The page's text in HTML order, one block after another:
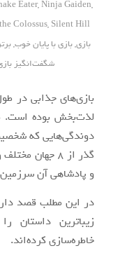
Eater,Ninja Gaiden,
Colossus, Silent Hill
بازی,بازی با پایان خوب,
شگفت‌انگیز
بازی‌های جذابی در
دوندگی‌هایی که
و پادشاهی آن
در این مطلب قصد
زیباترین داستان
خاطره‌سازی کرده‌اند.